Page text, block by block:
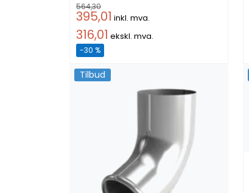
564,30
395,01 inkl. mva.
316,01 ekskl. mva.
-30 %
Tilbud